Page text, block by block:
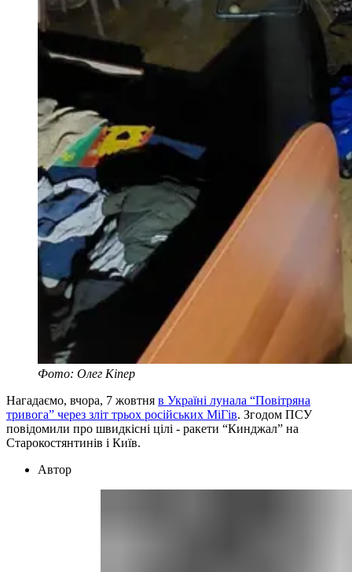
Фото: Олег Кіпер
Нагадаємо, вчора, 7 жовтня в Україні лунала “Повітряна
тривога” через зліт трьох російських МіГів. Згодом ПСУ
повідомили про швидкісні цілі - ракети “Кинджал” на
Старокостянтинів і Київ.
Автор